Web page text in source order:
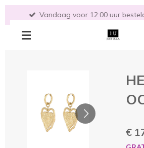
direct
Vandaag voor 12:00 uur
€